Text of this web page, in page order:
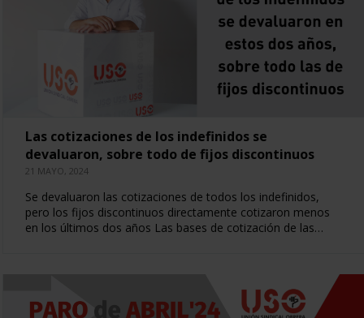
Las cotizaciones de los indefinidos se
devaluaron, sobre todo de fijos discontinuos
21 MAYO, 2024
Se devaluaron las cotizaciones de todos los indefinidos,
pero los fijos discontinuos directamente cotizaron menos
en los últimos dos años Las bases de cotización de las…